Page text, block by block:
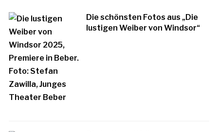
Die schönsten Fotos aus „Die
lustigen Weiber von Windsor“